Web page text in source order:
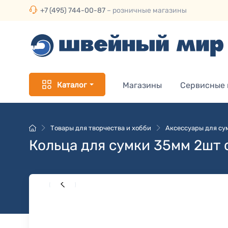
+7 (495) 744-00-87 – розничные магазины
Каталог Магазины Сервисные
Товары для творчества и хобби Аксессуары для
Кольца для сумки 35мм 2шт